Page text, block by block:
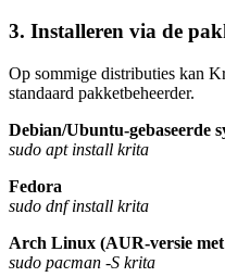
3. Installeren via de
Op sommige distributies kan
standaard pakketbeheerder.
Debian/Ubuntu-gebaseerde
sudo apt install krita
Fedora
sudo dnf install krita
Arch Linux (AUR-versie met
sudo pacman -S krita